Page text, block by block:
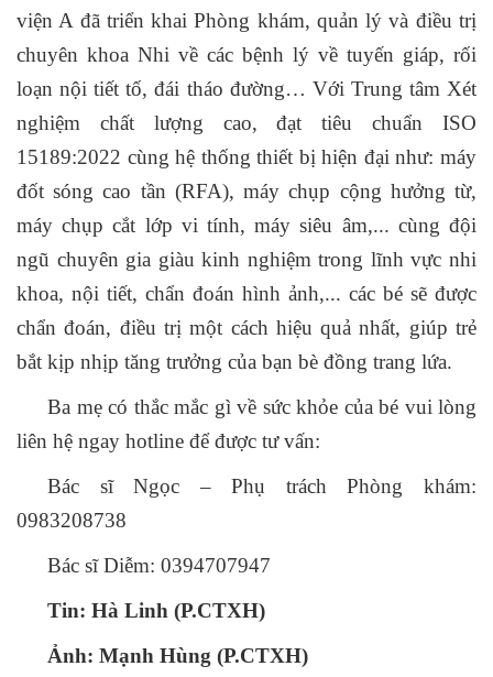
viện A đã triển khai Phòng khám, quản lý và điều trị
chuyên khoa Nhi về các bệnh lý về tuyến giáp, rối
loạn nội tiết tố, đái tháo đường… Với Trung tâm Xét
nghiệm chất lượng cao, đạt tiêu chuẩn ISO
15189:2022 cùng hệ thống thiết bị hiện đại như: máy
đốt sóng cao tần (RFA), máy chụp cộng hưởng từ,
máy chụp cắt lớp vi tính, máy siêu âm,... cùng đội
ngũ chuyên gia giàu kinh nghiệm trong lĩnh vực nhi
khoa, nội tiết, chẩn đoán hình ảnh,... các bé sẽ được
chẩn đoán, điều trị một cách hiệu quả nhất, giúp trẻ
bắt kịp nhịp tăng trưởng của bạn bè đồng trang lứa.
Ba mẹ có thắc mắc gì về sức khỏe của bé vui lòng
liên hệ ngay hotline để được tư vấn:
Bác sĩ Ngọc – Phụ trách Phòng khám:
0983208738
Bác sĩ Diễm: 0394707947
Tin: Hà Linh (P.CTXH)
Ảnh: Mạnh Hùng (P.CTXH)